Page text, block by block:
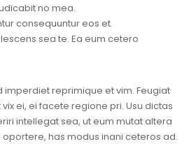
no mea.
consequuntur eos et.
sea te. Ea eum cetero
imperdiet reprimique et vim. Feugiat
ei, ei facete regione pri. Usu dictas
intellegat sea, ut eum mutat altera
has modus inani ceteros ad.